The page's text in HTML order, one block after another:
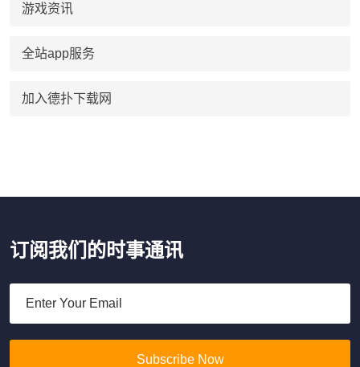
游戏资讯
全站app服务
加入德扑下载网
订阅我们的时事通讯
Subscribe Now